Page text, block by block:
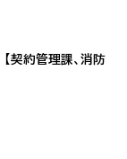
約管理課、消防